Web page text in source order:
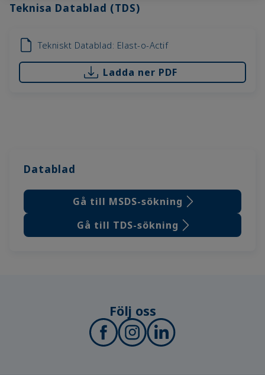
Teknisa Datablad (TDS)
Tekniskt Datablad: Elast-o-Actif
Ladda ner PDF
Datablad
Gå till MSDS-sökning
Gå till TDS-sökning
Följ oss